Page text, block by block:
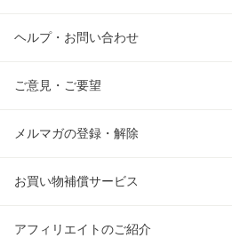
ヘルプ・お問い合わせ
ご意見・ご要望
メルマガの登録・解除
お買い物補償サービス
アフィリエイトのご紹介